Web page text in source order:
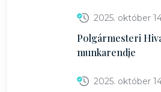
2025. október
Polgármesteri
munkarendje
2025. október